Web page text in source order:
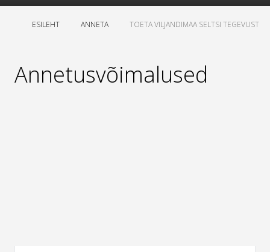
ESILEHT ANNETA TOETA VILJANDIMAA SELTSI TEGEVUST
Annetusvõimalused